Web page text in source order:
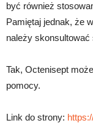
być również
Pamiętaj jednak, że
należy skonsultować
Tak, Octenisept
pomocy.
Link do strony: